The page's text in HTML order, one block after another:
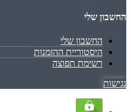
החשבון שלי
החשבון שלי
היסטוריית ההזמנות
רשימת תפוצה
נגישות